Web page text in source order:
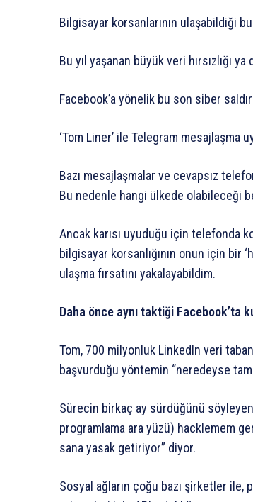
Bilgisayar korsanlarının ulaşabildiği
Bu yıl yaşanan büyük veri hırsızlığı ya
Facebook’a yönelik bu son siber
‘Tom Liner’ ile Telegram mesajlaşma
Bazı mesajlaşmalar ve cevapsız
Bu nedenle hangi ülkede olabileceği
Ancak karısı uyuduğu için telefonda
bilgisayar korsanlığının onun için bir
ulaşma fırsatını yakalayabildim.
Daha önce aynı taktiği Facebook’ta
Tom, 700 milyonluk LinkedIn veri
başvurduğu yöntemin “neredeyse
Sürecin birkaç ay sürdüğünü söyleyen
programlama ara yüzü) hacklemem
sana yasak getiriyor” diyor.
Sosyal ağların çoğu bazı şirketler ile,